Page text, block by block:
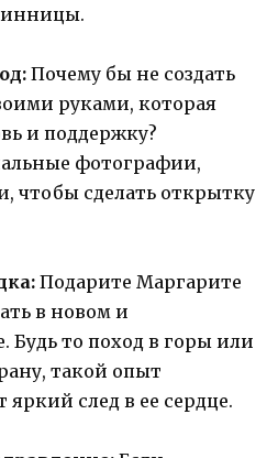
Почему бы не создать
руками, которая
и поддержку?
фотографии,
чтобы сделать открытку
Подарите Маргарите
в новом и
Будь то поход в горы или
такой опыт
яркий след в ее сердце.